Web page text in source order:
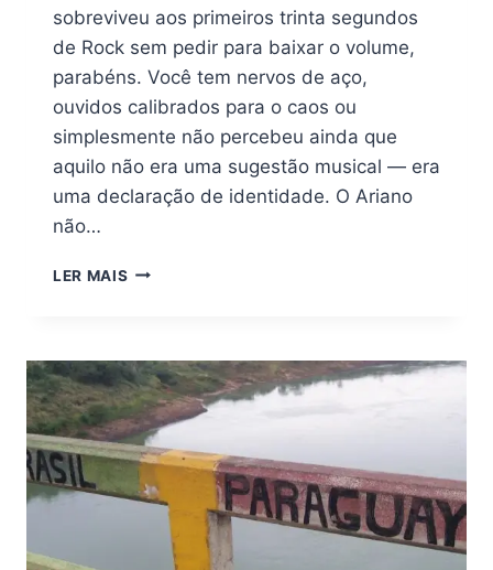
sobreviveu aos primeiros trinta segundos
de Rock sem pedir para baixar o volume,
parabéns. Você tem nervos de aço,
ouvidos calibrados para o caos ou
simplesmente não percebeu ainda que
aquilo não era uma sugestão musical — era
uma declaração de identidade. O Ariano
não…
LER MAIS ÁRIES
FONE
OUVINDO
ROCK
EM
ALTO